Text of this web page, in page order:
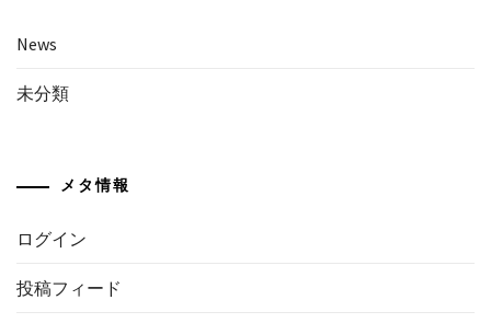
News
未分類
メタ情報
ログイン
投稿フィード